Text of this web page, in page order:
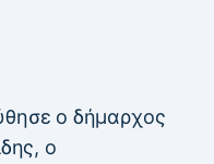
ο δήμαρχος
ο